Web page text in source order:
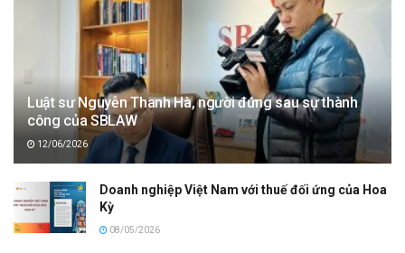
Luật sư Nguyễn Thanh Hà, người đứng sau sự thành
công của SBLAW
12/06/2026
Doanh nghiệp Việt Nam với thuế đối ứng của Hoa
Kỳ
08/05/2026